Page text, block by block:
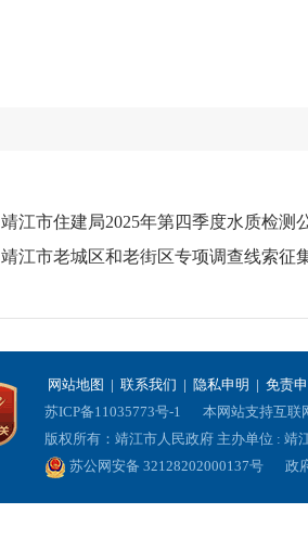
靖江市住建局2025年第四季度水质检测
靖江市老城区和老街区专项调查线索征
网站地图 | 联系我们 | 隐私申明 | 免责
苏ICP备11035773号-1
本网站支持互联
版权所有：靖江市人民政府 主办单位 : 靖
苏公网安备 32128202000137号
政